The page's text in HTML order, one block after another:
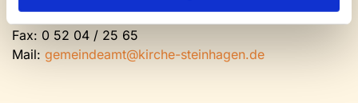
Tel:0 52 04 / 36 28
Fax: 0 52 04 / 25 65
Mail: gemeindeamt@kirche-steinhagen.de